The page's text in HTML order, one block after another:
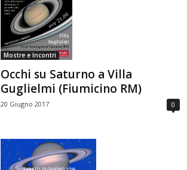
Mostre e Incontri
Occhi su Saturno a Villa
Guglielmi (Fiumicino RM)
20 Giugno 2017 0